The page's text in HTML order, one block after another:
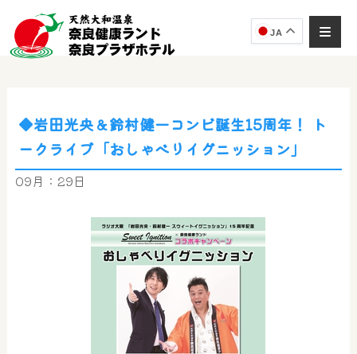
JA
◆岩田光央＆鈴村健一コンビ誕生15周年！ ト
ークライブ「おしゃべりイグニッション」
09月：29日